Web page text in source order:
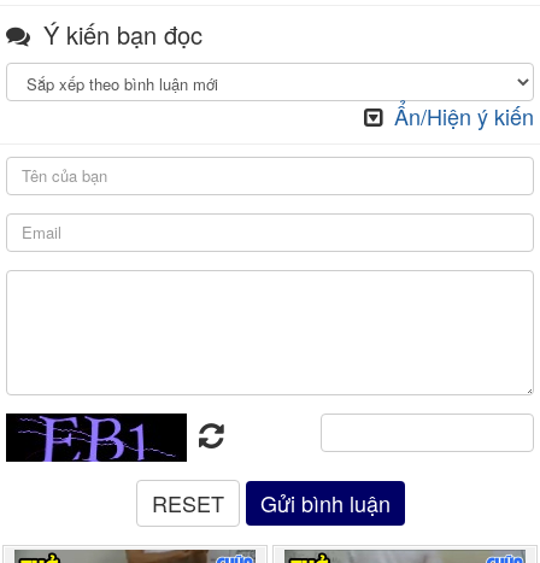
Ý kiến bạn đọc
Ẩn/Hiện ý kiến